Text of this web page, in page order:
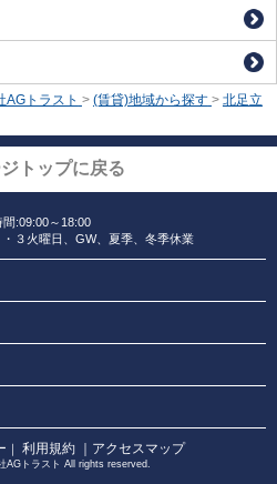
AGトラスト > (賃貸)地域から探す > 北足立
トップに戻る
間:09:00～18:00
３火曜日、GW、夏季、冬季休業
利用規約 ｜アクセスマップ
AGトラスト All rights reserved.